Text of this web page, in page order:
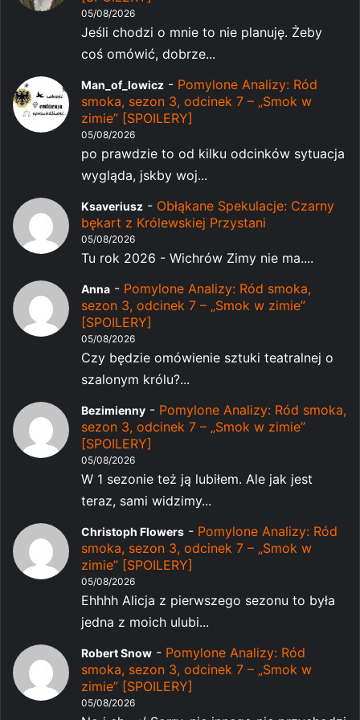
05/08/2026
Jeśli chodzi o mnie to nie planuję. Żeby
coś omówić, dobrze...
Man_of_lowicz - Pomylone Analizy: Ród
smoka, sezon 3, odcinek 7 – „Smok w
zimie” [SPOILERY]
05/08/2026
po prawdzie to od kilku odcinków sytuacja
wygląda, jskby woj...
Ksaveriusz - Obłąkane Spekulacje: Czarny
bękart z Królewskiej Przystani
05/08/2026
Tu rok 2026 - Wichrów Zimy nie ma....
Anna - Pomylone Analizy: Ród smoka,
sezon 3, odcinek 7 – „Smok w zimie”
[SPOILERY]
05/08/2026
Czy będzie omówienie sztuki teatralnej o
szalonym królu?...
Bezimienny - Pomylone Analizy: Ród smoka,
sezon 3, odcinek 7 – „Smok w zimie”
[SPOILERY]
05/08/2026
W 1 sezonie też ją lubiłem. Ale jak jest
teraz, sami widzimy...
Christoph Flowers - Pomylone Analizy: Ród
smoka, sezon 3, odcinek 7 – „Smok w
zimie” [SPOILERY]
05/08/2026
Ehhhh Alicja z pierwszego sezonu to była
jedna z moich ulubi...
Robert Snow - Pomylone Analizy: Ród
smoka, sezon 3, odcinek 7 – „Smok w
zimie” [SPOILERY]
05/08/2026